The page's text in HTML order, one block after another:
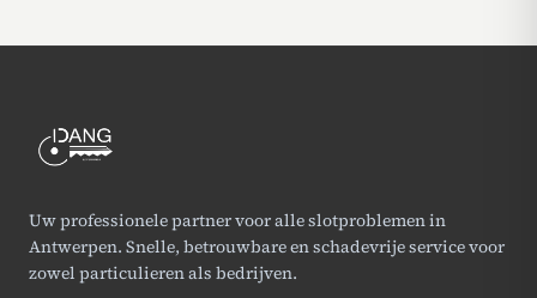
Uw professionele partner voor alle slotproblemen in
Antwerpen. Snelle, betrouwbare en schadevrije service voor
zowel particulieren als bedrijven.